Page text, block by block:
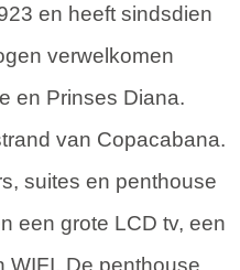
en heeft sindsdien
verwelkomen
en Prinses Diana.
van Copacabana.
suites en penthouse
een grote LCD tv, een
WIFI. De penthouse